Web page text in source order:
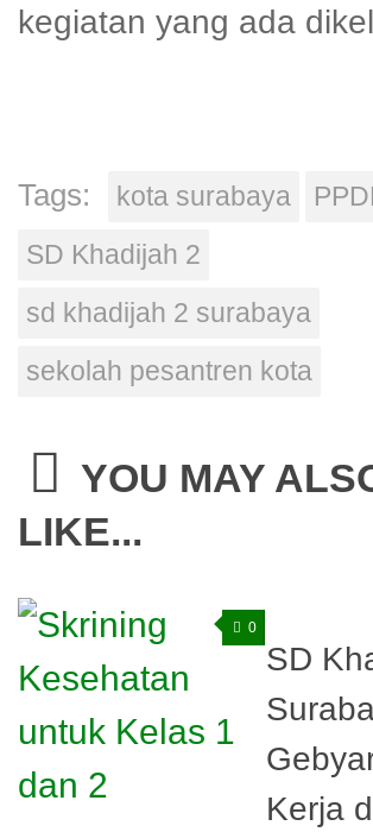
kegiatan yang ada
Tags: kota surabaya
SD Khadijah 2
sd khadijah 2 surabaya
sekolah pesantren kota
YOU MAY
LIKE...
0
SD
Kerja